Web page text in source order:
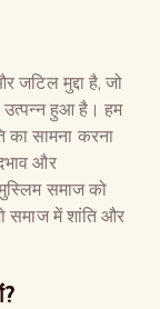
जटिल मुद्दा है, जो
उत्पन्न हुआ है। हम
का सामना करना
और
समाज को
समाज में शांति और